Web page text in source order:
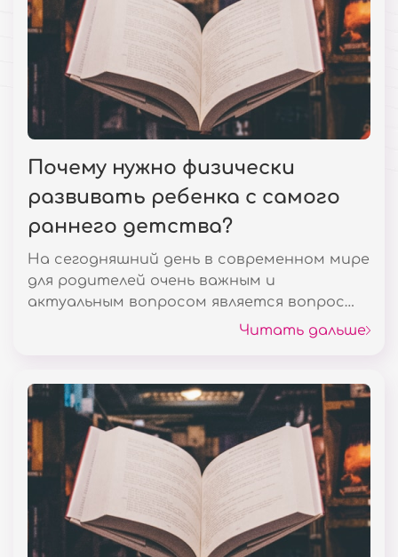
Почему нужно физически
развивать ребенка с самого
раннего детства?
На сегодняшний день в современном мире
для родителей очень важным и
актуальным вопросом является вопрос
умственного, интеллектуального,Читать дальше